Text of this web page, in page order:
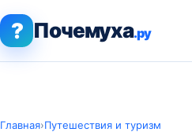
? Почемуха.ру
Главная›Путешествия и туризм